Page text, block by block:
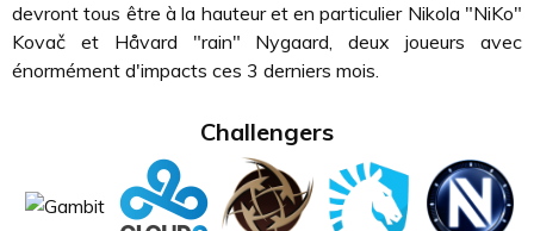
devront tous être à la hauteur et en particulier Nikola "NiKo"
Kovač et Håvard "rain" Nygaard, deux joueurs avec
énormément d'impacts ces 3 derniers mois.
Challengers